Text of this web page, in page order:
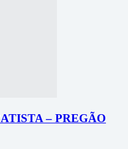
– PREGÃO